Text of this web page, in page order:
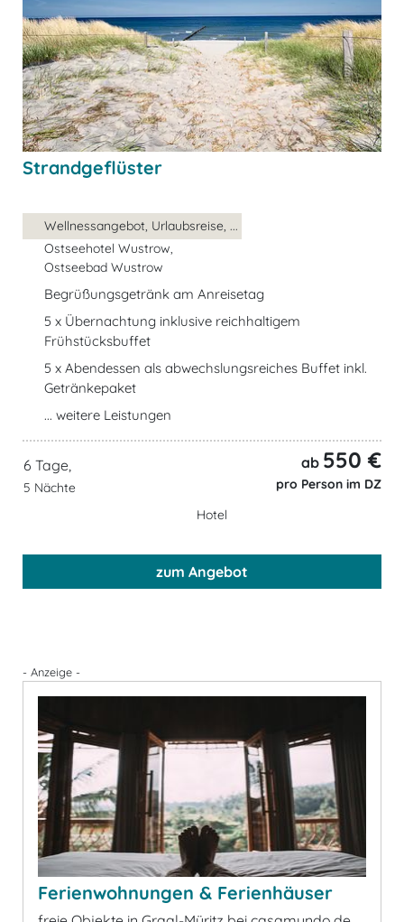
Strandgeflüster
Wellnessangebot, Urlaubsreise, ...
Ostseehotel Wustrow,
Ostseebad Wustrow
Begrüßungsgetränk am Anreisetag
5 x Übernachtung inklusive reichhaltigem
Frühstücksbuffet
5 x Abendessen als abwechslungsreiches Buffet inkl.
Getränkepaket
... weitere Leistungen
6 Tage,
5 Nächte
ab 550 €
pro Person im DZ
Hotel
zum Angebot
- Anzeige -
Ferienwohnungen & Ferienhäuser